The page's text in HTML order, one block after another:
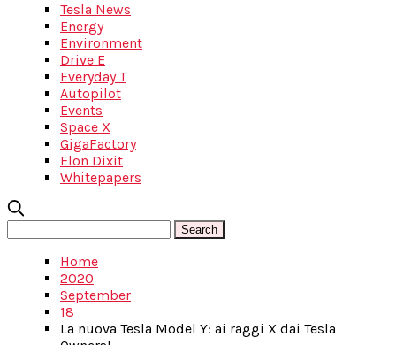
Tesla News
Energy
Environment
Drive E
Everyday T
Autopilot
Events
Space X
GigaFactory
Elon Dixit
Whitepapers
Home
2020
September
18
La nuova Tesla Model Y: ai raggi X dai Tesla